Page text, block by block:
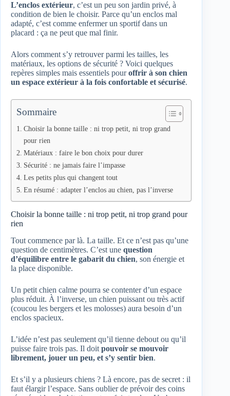
L’enclos extérieur, c’est un peu son jardin privé, à
condition de bien le choisir. Parce qu’un enclos mal
adapté, c’est comme enfermer un sportif dans un
placard : ça ne peut que mal finir.
Alors comment s’y retrouver parmi les tailles, les
matériaux, les options de sécurité ? Voici quelques
repères simples mais essentiels pouroffrir à son chien
un espace extérieur à la fois confortable et sécurisé.
Sommaire
Choisir la bonne taille : ni trop petit, ni trop grand
pour rien
Matériaux : faire le bon choix pour durer
Sécurité : ne jamais faire l’impasse
Les petits plus qui changent tout
En résumé : adapter l’enclos au chien, pas l’inverse
Choisir la bonne taille : ni trop petit, ni trop grand pour
rien
Tout commence par là. La taille. Et ce n’est pas qu’une
question de centimètres. C’est une question
d’équilibre entre le gabarit du chien, son énergie et
la place disponible.
Un petit chien calme pourra se contenter d’un espace
plus réduit. À l’inverse, un chien puissant ou très actif
(coucou les bergers et les molosses) aura besoin d’un
enclos spacieux.
L’idée n’est pas seulement qu’il tienne debout ou qu’il
puisse faire trois pas. Il doit pouvoir se mouvoir
librement, jouer un peu, et s’y sentir bien.
Et s’il y a plusieurs chiens ? Là encore, pas de secret : il
faut élargir l’espace. Sans oublier de prévoir des coins